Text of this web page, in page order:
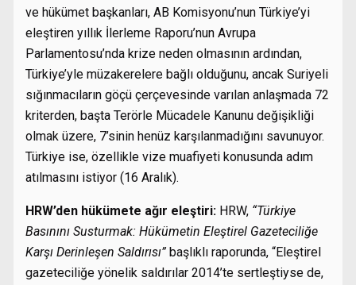
ve hükümet başkanları, AB Komisyonu’nun Türkiye’yi
eleştiren yıllık İlerleme Raporu’nun Avrupa
Parlamentosu’nda krize neden olmasının ardından,
Türkiye’yle müzakerelere bağlı olduğunu, ancak Suriyeli
sığınmacıların göçü çerçevesinde varılan anlaşmada 72
kriterden, başta Terörle Mücadele Kanunu değişikliği
olmak üzere, 7’sinin henüz karşılanmadığını savunuyor.
Türkiye ise, özellikle vize muafiyeti konusunda adım
atılmasını istiyor (16 Aralık).
HRW’den hükümete ağır eleştiri: HRW, “Türkiye
Basınını Susturmak: Hükümetin Eleştirel Gazeteciliğe
Karşı Derinleşen Saldırısı” başlıklı raporunda, “Eleştirel
gazeteciliğe yönelik saldırılar 2014’te sertleştiyse de,